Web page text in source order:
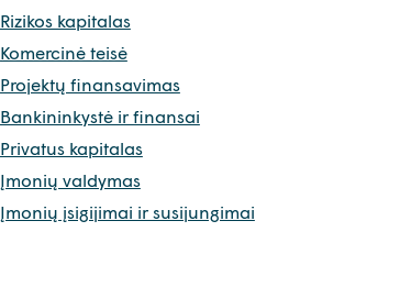
Rizikos kapitalas
Komercinė teisė
Projektų finansavimas
Bankininkystė ir finansai
Privatus kapitalas
Įmonių valdymas
Įmonių įsigijimai ir susijungimai